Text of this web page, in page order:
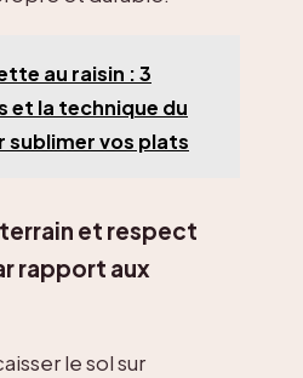
au raisin : 3
et la technique du
vos plats
et respect
rapport aux
le sol sur